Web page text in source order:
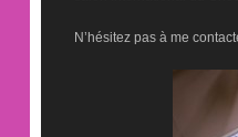
N’hésitez pas à me